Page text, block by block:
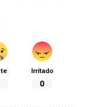
Irritado
0